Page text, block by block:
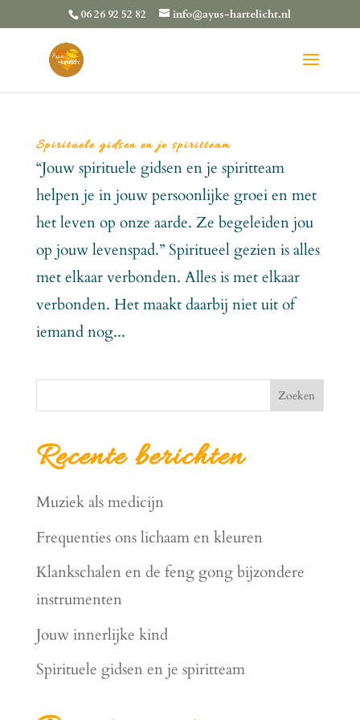
06 26 92 52 82 info@ayus-hartelicht.nl
Spirituele gidsen en je spiritteam
“Jouw spirituele gidsen en je spiritteam
helpen je in jouw persoonlijke groei en met
het leven op onze aarde. Ze begeleiden jou
op jouw levenspad.” Spiritueel gezien is alles
met elkaar verbonden. Alles is met elkaar
verbonden. Het maakt daarbij niet uit of
iemand nog...
Zoeken
Recente berichten
Muziek als medicijn
Frequenties ons lichaam en kleuren
Klankschalen en de feng gong bijzondere
instrumenten
Jouw innerlijke kind
Spirituele gidsen en je spiritteam